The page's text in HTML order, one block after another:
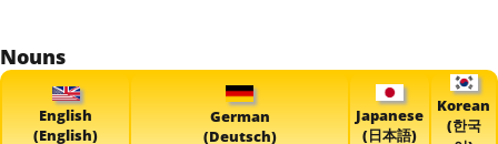
Nouns
English
(English)
German
(Deutsch)
Japanese
(日本語)
Korean
(한국